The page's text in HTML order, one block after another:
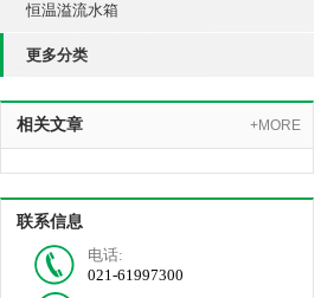
恒温溢流水箱
更多分类
相关文章 +MORE
联系信息
电话:
021-61997300